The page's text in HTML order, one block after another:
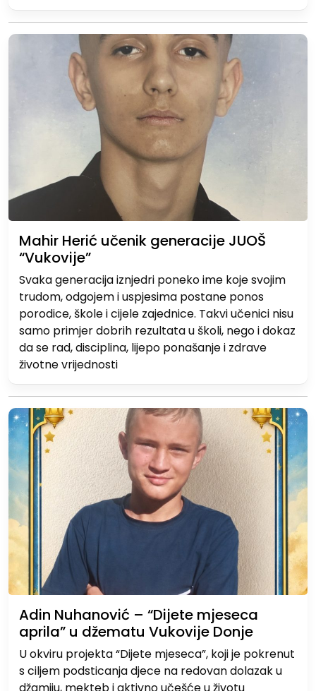
Mahir Herić učenik generacije JUOŠ
“Vukovije”
Svaka generacija iznjedri poneko ime koje svojim
trudom, odgojem i uspjesima postane ponos
porodice, škole i cijele zajednice. Takvi učenici nisu
samo primjer dobrih rezultata u školi, nego i dokaz
da se rad, disciplina, lijepo ponašanje i zdrave
životne vrijednosti
Adin Nuhanović – “Dijete mjeseca
aprila” u džematu Vukovije Donje
U okviru projekta “Dijete mjeseca”, koji je pokrenut
s ciljem podsticanja djece na redovan dolazak u